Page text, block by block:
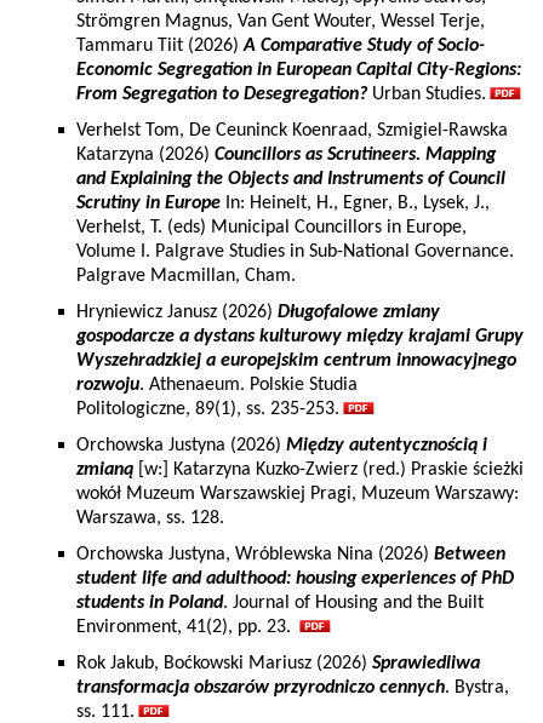
Strömgren Magnus, Van Gent Wouter, Wessel Terje,
Tammaru Tiit (2026)A Comparative Study of Socio-
Economic Segregation in European Capital City-Regions:
From Segregation to Desegregation? Urban Studies.
Verhelst Tom, De Ceuninck Koenraad, Szmigiel-Rawska
Katarzyna (2026) Councillors as Scrutineers. Mapping
and Explaining the Objects and Instruments of Council
Scrutiny in Europe In: Heinelt, H., Egner, B., Lysek, J.,
Verhelst, T. (eds) Municipal Councillors in Europe,
Volume I. Palgrave Studies in Sub-National Governance.
Palgrave Macmillan, Cham.
Hryniewicz Janusz (2026) Długofalowe zmiany
gospodarcze a dystans kulturowy między krajami Grupy
Wyszehradzkiej a europejskim centrum innowacyjnego
rozwoju. Athenaeum. Polskie Studia
Politologiczne, 89(1), ss. 235-253.
Orchowska Justyna (2026) Między autentycznością i
zmianą [w:] Katarzyna Kuzko-Zwierz (red.) Praskie ścieżki
wokół Muzeum Warszawskiej Pragi, Muzeum Warszawy:
Warszawa, ss. 128.
Orchowska Justyna, Wróblewska Nina (2026) Between
student life and adulthood: housing experiences of PhD
students in Poland. Journal of Housing and the Built
Environment, 41(2), pp. 23.
Rok Jakub, Boćkowski Mariusz (2026) Sprawiedliwa
transformacja obszarów przyrodniczo cennych. Bystra,
ss. 111.